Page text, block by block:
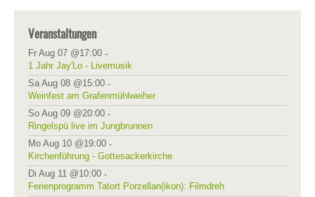
Veranstaltungen
Fr Aug 07 @17:00 -
1 Jahr Jay'Lo - Livemusik
Sa Aug 08 @15:00 -
Weinfest am Grafenmühlweiher
So Aug 09 @20:00 -
Ringelspü live im Jungbrunnen
Mo Aug 10 @19:00 -
Kirchenführung - Gottesackerkirche
Di Aug 11 @10:00 -
Ferienprogramm Tatort Porzellan(ikon): Filmdreh